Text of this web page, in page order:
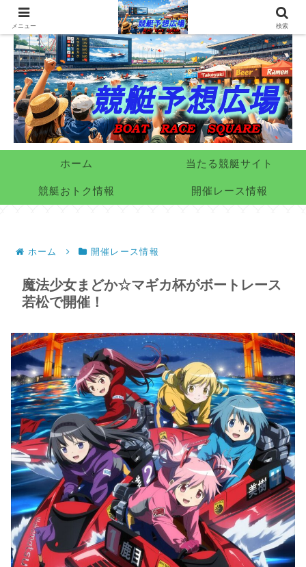
ホーム 当たる競艇サイト
競艇おトク情報 開催レース情報
ホーム 開催レース情報
魔法少女まどか☆マギカ杯がボートレース
若松で開催！
メニュー 検索